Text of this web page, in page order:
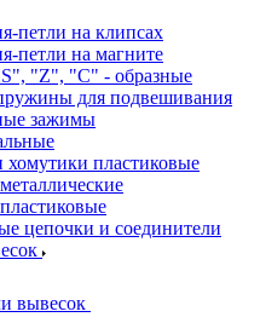
петли на клипсах
петли на магните
"Z", "C" - образные
для подвешивания
зажимы
пластиковые
цепочки и соединители
вывесок